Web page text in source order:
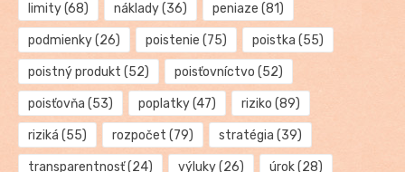
limity(68) náklady(36) peniaze (81)
podmienky(26) poistenie (75) poistka (55)
poistný produkt (52) poisťovníctvo (52)
poisťovňa (53) poplatky(47) riziko (89)
riziká (55) rozpočet (79) stratégia (39)
transparentnosť(24) výluky(26) úrok(28)